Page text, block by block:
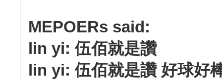
MEPOERs said:
lin yi: 伍佰就是讚
lin yi: 伍佰就是讚 好球好